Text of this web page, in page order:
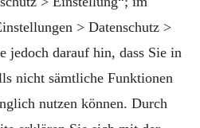
> Datenschutz >
jedoch darauf hin, dass Sie in
nicht sämtliche Funktionen
nutzen können. Durch